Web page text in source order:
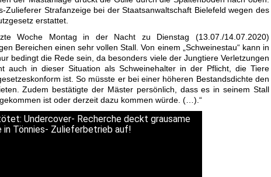
Zulieferer Strafanzeige bei der Staatsanwaltschaft Bielefeld wegen des
erstattet.
Woche Montag in der Nacht zu Dienstag (13.07./14.07.2020)
Bereichen einen sehr vollen Stall. Von einem „Schweinestau“ kann in
bedingt die Rede sein, da besonders viele der Jungtiere Verletzungen
auch in dieser Situation als Schweinehalter in der Pflicht, die Tiere
ist. So müsste er bei einer höheren Bestandsdichte den
Zudem bestätigte der Mäster persönlich, dass es in seinem Stall
ist oder derzeit dazu kommen würde. (…).“
Undercover- Recherche deckt grausame
in Tönnies- Zulieferbetrieb auf!